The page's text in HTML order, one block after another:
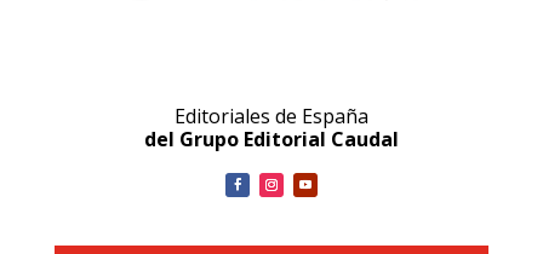
Editoriales de España
del Grupo Editorial Caudal